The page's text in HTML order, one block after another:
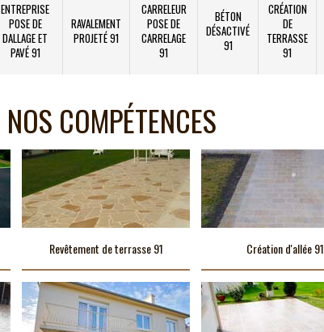
ENTREPRISE
POSE DE
DALLAGE ET
PAVÉ 91
RAVALEMENT
PROJETÉ 91
CARRELEUR
POSE DE
CARRELAGE
91
BÉTON
DÉSACTIVÉ
91
CRÉATION
DE
TERRASSE
91
NOS COMPÉTENCES
Revêtement de terrasse 91 Création d'allée 91